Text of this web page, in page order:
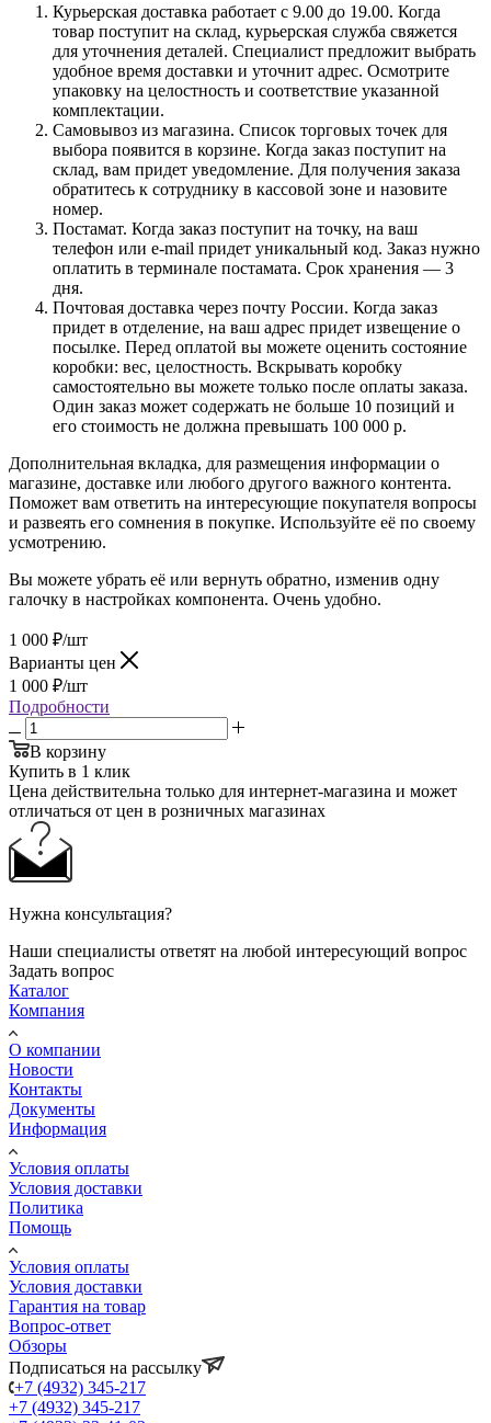
Курьерская доставка работает с 9.00 до 19.00. Когда
товар поступит на склад, курьерская служба свяжется
для уточнения деталей. Специалист предложит выбрать
удобное время доставки и уточнит адрес. Осмотрите
упаковку на целостность и соответствие указанной
комплектации.
Самовывоз из магазина. Список торговых точек для
выбора появится в корзине. Когда заказ поступит на
склад, вам придет уведомление. Для получения заказа
обратитесь к сотруднику в кассовой зоне и назовите
номер.
Постамат. Когда заказ поступит на точку, на ваш
телефон или e-mail придет уникальный код. Заказ нужно
оплатить в терминале постамата. Срок хранения — 3
дня.
Почтовая доставка через почту России. Когда заказ
придет в отделение, на ваш адрес придет извещение о
посылке. Перед оплатой вы можете оценить состояние
коробки: вес, целостность. Вскрывать коробку
самостоятельно вы можете только после оплаты заказа.
Один заказ может содержать не больше 10 позиций и
его стоимость не должна превышать 100 000 р.
Дополнительная вкладка, для размещения информации о
магазине, доставке или любого другого важного контента.
Поможет вам ответить на интересующие покупателя вопросы
и развеять его сомнения в покупке. Используйте её по своему
усмотрению.
Вы можете убрать её или вернуть обратно, изменив одну
галочку в настройках компонента. Очень удобно.
1 000 ₽/шт
Варианты цен
1 000 ₽/шт
Подробности
В корзину
Купить в 1 клик
Цена действительна только для интернет-магазина и может
отличаться от цен в розничных магазинах
Нужна консультация?
Наши специалисты ответят на любой интересующий вопрос
Задать вопрос
Каталог
Компания
О компании
Новости
Контакты
Документы
Информация
Условия оплаты
Условия доставки
Политика
Помощь
Условия оплаты
Условия доставки
Гарантия на товар
Вопрос-ответ
Обзоры
Подписаться на рассылку
+7 (4932) 345-217
+7 (4932) 345-217